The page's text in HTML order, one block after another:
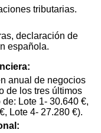
tributarias.
declaración de
española.
anual de negocios
de los tres últimos
Lote 1- 30.640 €,
Lote 4- 27.280 €).